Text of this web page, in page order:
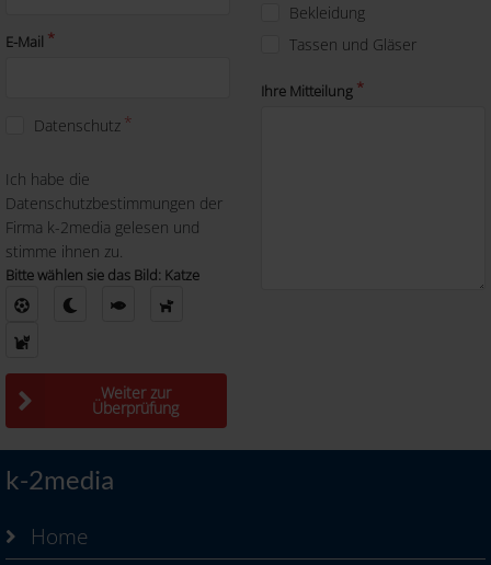
E-Mail
Datenschutz
Ich habe die
Datenschutzbestimmungen der
Firma k-2media gelesen und
stimme ihnen zu.
Bitte wählen sie das Bild: Katze
Weiter zur
Überprüfung
Bekleidung
Tassen und Gläser
Ihre Mitteilung
k-2media
Home